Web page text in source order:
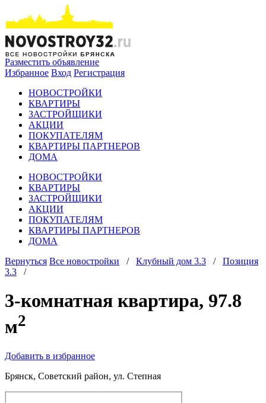
Разместить объявление
Избранное Вход Регистрация
НОВОСТРОЙКИ
КВАРТИРЫ
ЗАСТРОЙЩИКИ
АКЦИИ
ПОКУПАТЕЛЯМ
КВАРТИРЫ ПАРТНЕРОВ
ДОМА
НОВОСТРОЙКИ
КВАРТИРЫ
ЗАСТРОЙЩИКИ
АКЦИИ
ПОКУПАТЕЛЯМ
КВАРТИРЫ ПАРТНЕРОВ
ДОМА
Вернуться Все новостройки / Клубный дом 3.3 /
Позиция
3.3
/
3-комнатная квартира, 97.8
м2
Добавить в избранное
Брянск, Советский район, ул. Степная